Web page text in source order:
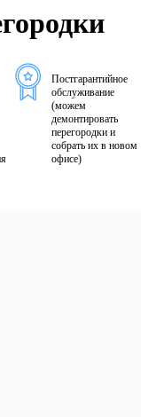
Постгарантийное
обслуживание
(можем
демонтировать
перегородки и
собрать их в новом
офисе)